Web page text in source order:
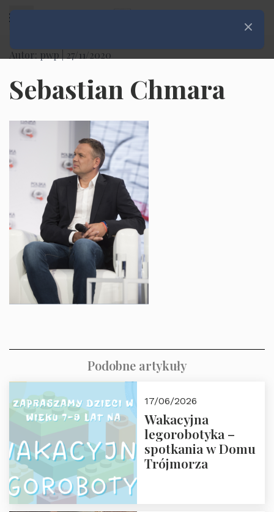
Autor: pwp | 27/11/2020
Sebastian Chmara
Podobne artykuły
17/06/2026
Wakacyjna
legorobotyka –
spotkania w Domu
Trójmorza
Zamknij